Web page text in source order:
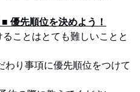
優先順位を決めよう！
ことはとても難しいことと
り事項に優先順位をつけて